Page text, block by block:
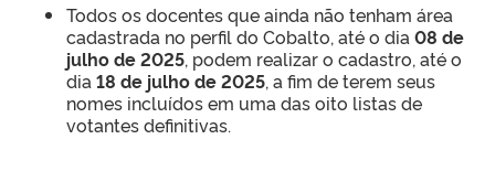
Todos os docentes que ainda não tenham área
cadastrada no perfil do Cobalto, até o dia 08 de
julho de 2025, podem realizar o cadastro, até o
dia 18 de julho de 2025, a fim de terem seus
nomes incluídos em uma das oito listas de
votantes definitivas.